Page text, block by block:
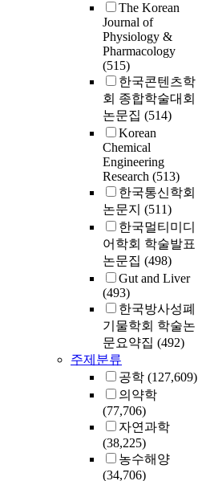
The Korean
Journal of
Physiology &
Pharmacology
(515)
한국콘텐츠학
회 종합학술대회
논문집 (514)
Korean
Chemical
Engineering
Research (513)
한국통신학회
논문지 (511)
한국멀티미디
어학회 학술발표
논문집 (498)
Gut and Liver
(493)
한국방사성폐
기물학회 학술논
문요약집 (492)
주제분류
공학 (127,609)
의약학
(77,706)
자연과학
(38,225)
농수해양
(34,706)